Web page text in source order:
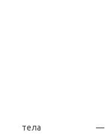
тела —